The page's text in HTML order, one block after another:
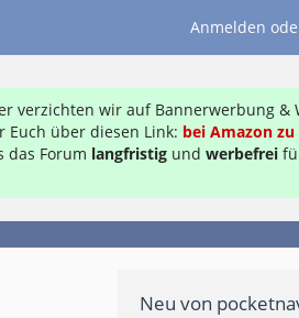
Anmelden
verzichten wir auf Bannerwerbung &
über diesen Link: bei Amazon
das Forum langfristig und werbefrei
Neu von